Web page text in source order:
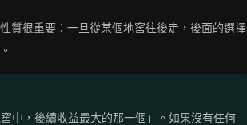
質很重要：一旦從某個地窖往後走，後面的選擇
中，後續收益最大的那一個」。如果沒有任何